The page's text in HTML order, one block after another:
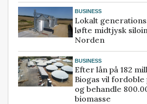
BUSINESS
Lokalt
løfte midtjysk
Norden
BUSINESS
Efter lån på 182
Biogas vil
og behandle
biomasse